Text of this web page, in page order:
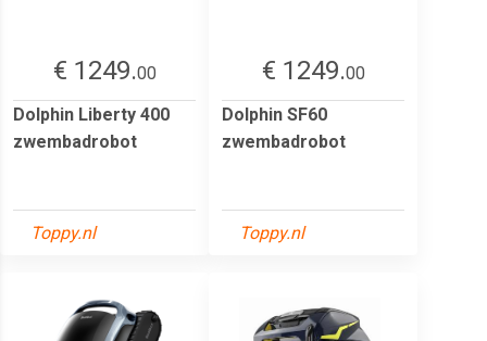
€ 1249.00
Dolphin Liberty 400
zwembadrobot
Toppy.nl
€ 1249.00
Dolphin SF60
zwembadrobot
Toppy.nl